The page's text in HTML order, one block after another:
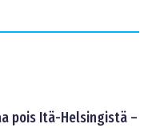
pois Itä-Helsingistä –